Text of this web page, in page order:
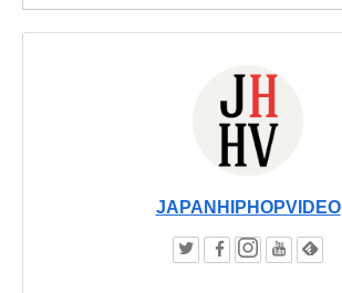
JAPANHIPHOPVIDEO